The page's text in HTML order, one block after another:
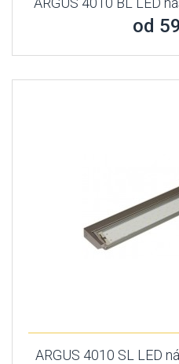
od
ARGUS 4010 SL LED